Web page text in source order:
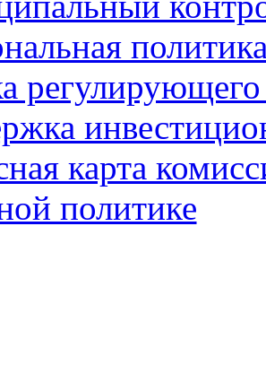
регулирующего
карта
политике